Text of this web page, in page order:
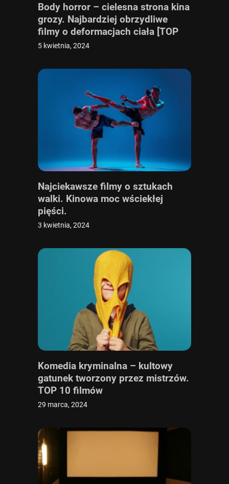
Body horror – cielesna strona kina
grozy. Najbardziej obrzydliwe
filmy o deformacjach ciała [TOP
10]
5 kwietnia, 2024
Najciekawsze filmy o sztukach
walki. Kinowa moc wściekłej
pięści.
3 kwietnia, 2024
Komedia kryminalna – kultowy
gatunek tworzony przez mistrzów.
TOP 10 filmów
29 marca, 2024